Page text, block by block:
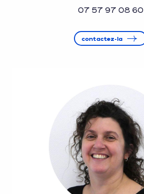
07 57 97 08 60
contactez-la